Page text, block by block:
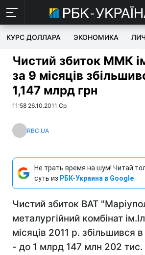
КУРС ДОЛЛАРА ЭКОНОМИКА
Чистий збиток ММК
за 9 місяців
1,147 млрд грн
11:58 26.10.2011 Ср
RBC.UA
Не трать время на шум! Читай
суть из РБК-Украина в Google
Чистий збиток ВАТ
металургійний комбінат
місяців 2011 р. збільшився
- до 1 млрд 147 млн 202 тис.